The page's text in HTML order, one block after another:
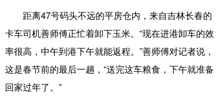
距离47号码头不远的平房仓内，来自吉林长春的
卡车司机善师傅正忙着卸下玉米。“现在进港卸车的效
率很高，中午到港下午就能返程。”善师傅对记者说，
这是春节前的最后一趟，“送完这车粮食，下午就准备
回家过年了。”